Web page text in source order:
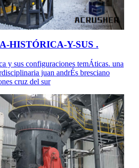
HISTÓRICA-Y-SUS .
y sus configuraciones temÁticas. una
juan andrÉs bresciano
cruz del sur